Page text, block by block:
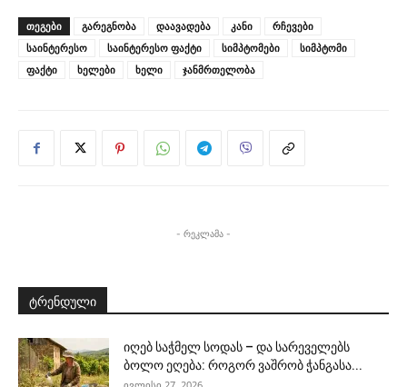
ᲗᲔᲒᲔᲑᲘ გარეგნობა დაავადება კანი
რჩევები
საინტერესო
საინტერესო ფაქტი სიმპტომები
სიმპტომი
ფაქტი
ხელები ხელი ჯანმრთელობა
- რეკლამა -
ტრენდული
იღებ საჭმელ სოდას – და სარეველებს
ბოლო ეღება: როგორ ვაშრობ ჭანგასა...